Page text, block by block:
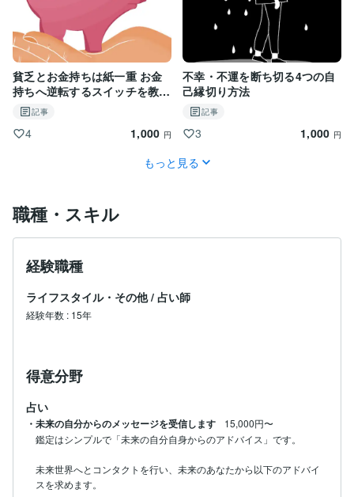
貧乏とお金持ちは紙一重 お金
持ちへ逆転するスイッチを教え
ます記事
4 1,000 円
不幸・不運を断ち切る4つの自
己縁切り方法
記事
3 1,000 円
もっと見る
職種・スキル
経験職種
ライフスタイル・その他 / 占い師
経験年数 : 15年
得意分野
占い
・未来の自分からのメッセージを受信します
15,000円〜
鑑定はシンプルで「未来の自分自身からのアドバイス」です。
未来世界へとコンタクトを行い、未来のあなたから以下のアドバイ
スを求めます。